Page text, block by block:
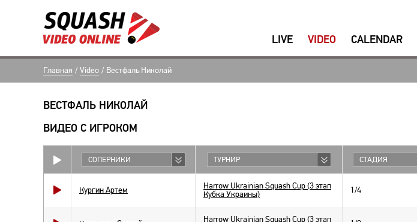
LIVE VIDEO CALENDAR
Главная / Video / Вестфаль Николай
ВЕСТФАЛЬ НИКОЛАЙ
ВИДЕО С ИГРОКОМ
СОПЕРНИКИ ТУРНИР СТАДИЯ
Кургин Артем
Harrow Ukrainian Squash Cup (3 этап
Кубка Украины)
1/4
Harrow Ukrainian Squash Cup (3 этап